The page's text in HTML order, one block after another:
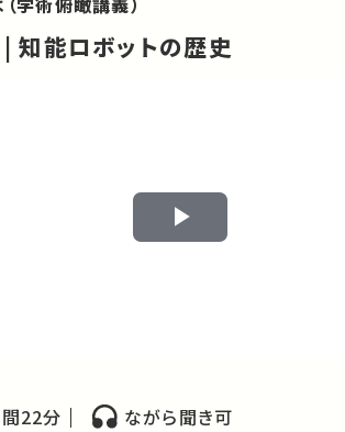
知能ロボットの歴史
Play
22分 ながら聞き可